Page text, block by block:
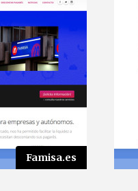
Famisa.es